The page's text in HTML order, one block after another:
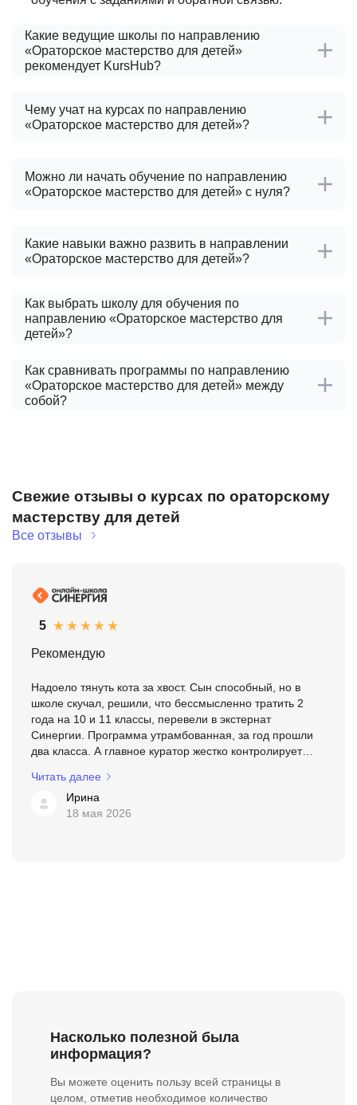
Какие ведущие школы по направлению
«Ораторское мастерство для детей»
рекомендует KursHub?
Чему учат на курсах по направлению
«Ораторское мастерство для детей»?
Можно ли начать обучение по направлению
«Ораторское мастерство для детей» с нуля?
Какие навыки важно развить в направлении
«Ораторское мастерство для детей»?
Как выбрать школу для обучения по
направлению «Ораторское мастерство для
детей»?
Как сравнивать программы по направлению
«Ораторское мастерство для детей» между
собой?
Свежие отзывы о курсах по ораторскому
мастерству для детей
Все отзывы
5
Рекомендую
Надоело тянуть кота за хвост. Сын способный, но в
школе скучал, решили, что бессмысленно тратить 2
года на 10 и 11 классы, перевели в экстернат
Синергии. Программа утрамбованная, за год прошли
два класса. А главное куратор жестко контролирует
предупреждение, пото...
Читать далее
Ирина
18 мая 2026
Насколько полезной была
информация?
Вы можете оценить пользу всей страницы в
целом, отметив необходимое количество